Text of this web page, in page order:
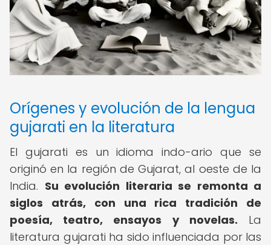
Orígenes y evolución de la lengua
gujarati en la literatura
El gujarati es un idioma indo-ario que se
originó en la región de Gujarat, al oeste de la
India. Su evolución literaria se remonta a
siglos atrás, con una rica tradición de
poesía, teatro, ensayos y novelas. La
literatura gujarati ha sido influenciada por las